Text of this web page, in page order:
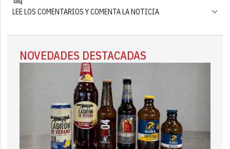
LEE LOS COMENTARIOS Y COMENTA LA NOTICIA
NOVEDADES DESTACADAS